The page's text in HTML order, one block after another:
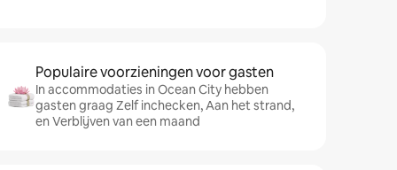
Populaire voorzieningen voor gasten
In accommodaties in Ocean City hebben
gasten graag Zelf inchecken, Aan het strand,
en Verblijven van een maand